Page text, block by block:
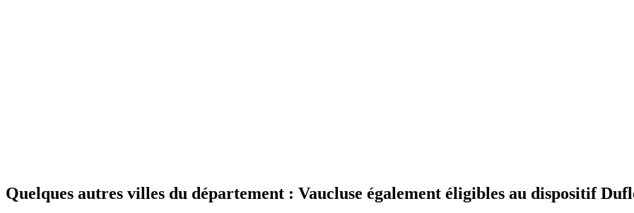
Quelques autres villes du département : Vaucluse également éligibles au dispositif